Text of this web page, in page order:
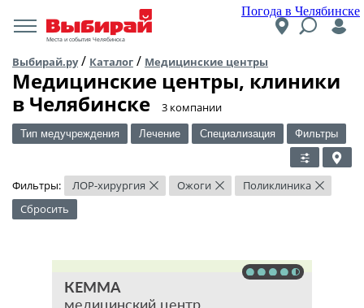
Погода в Челябинске
Места и события Челябинска
Выбирай.ру/ Каталог / Медицинские центры
Медицинские центры, клиники
в Челябинске
​3 компании
Тип медучреждения Лечение Специализация Фильтры
Фильтры: ЛОР-хирургия × Ожоги × Поликлиника ×
Сбросить
КЕММА